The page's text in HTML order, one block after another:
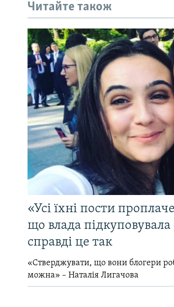
Читайте також
«Усі їхні пости
що влада
справді це так
«Стверджувати, що вони блогери
можна» – Наталія Лигачова